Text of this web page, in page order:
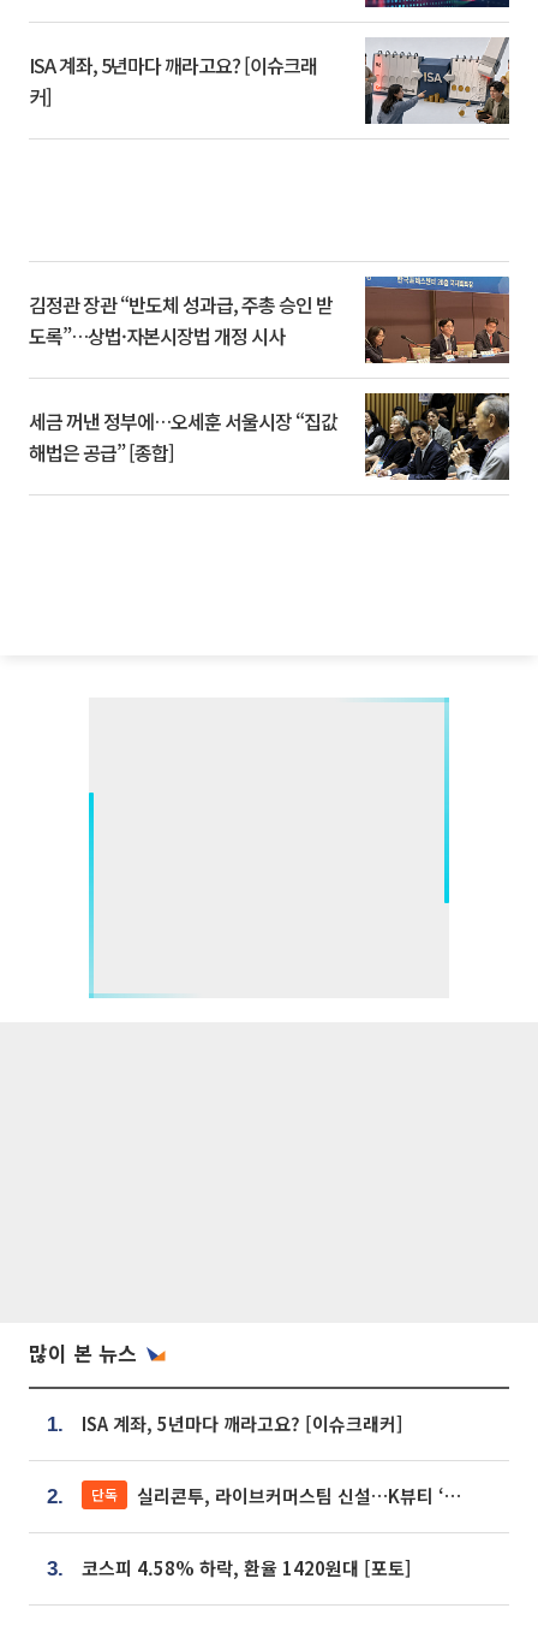
ISA 계좌, 5년마다 깨라고요? [이슈크래
커]
김정관 장관 “반도체 성과급, 주총 승인 받
도록”…상법·자본시장법 개정 시사
세금 꺼낸 정부에…오세훈 서울시장 “집값
해법은 공급” [종합]
많이 본 뉴스
1. ISA 계좌, 5년마다 깨라고요? [이슈크래커]
2. 단독 실리콘투, 라이브커머스팀 신설…K뷰티 ‘글로벌 판매망’ 확대[K뷰티 라방戰]
3. 코스피 4.58% 하락, 환율 1420원대 [포토]